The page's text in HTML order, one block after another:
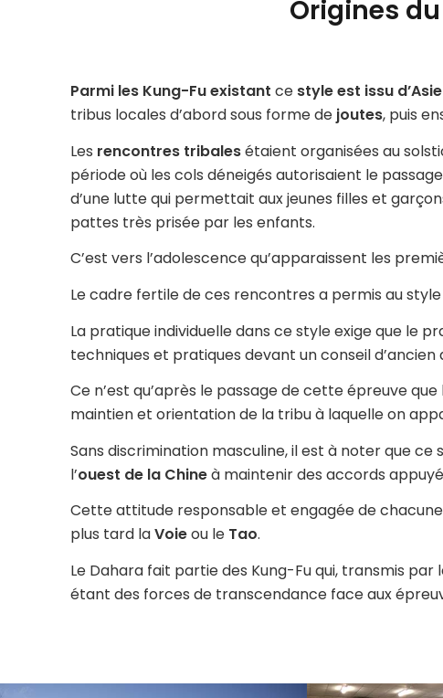
Origines
Parmi les Kung-Fu existant ce style est issu
tribus locales d’abord sous forme de joutes, puis
Les rencontres tribalesétaient organisées au
période où les cols déneigés autorisaient le
d’une lutte qui permettait aux jeunes filles et
pattes très prisée par les enfants.
C’est vers l’adolescence qu’apparaissent les
Le cadre fertile de ces rencontres a permis au
La pratique individuelle dans ce style exige que le
techniques et pratiques devant un conseil d’ancien
Ce n’est qu’après le passage de cette épreuve
maintien et orientation de la tribu à laquelle on
Sans discrimination masculine, il est à noter que ce
l’ouest de la Chineà maintenir des accords
Cette attitude responsable et engagée de
plus tard laVoieou le Tao.
Le Dahara fait partie des Kung-Fu qui, transmis par
étant des forces de transcendance face aux